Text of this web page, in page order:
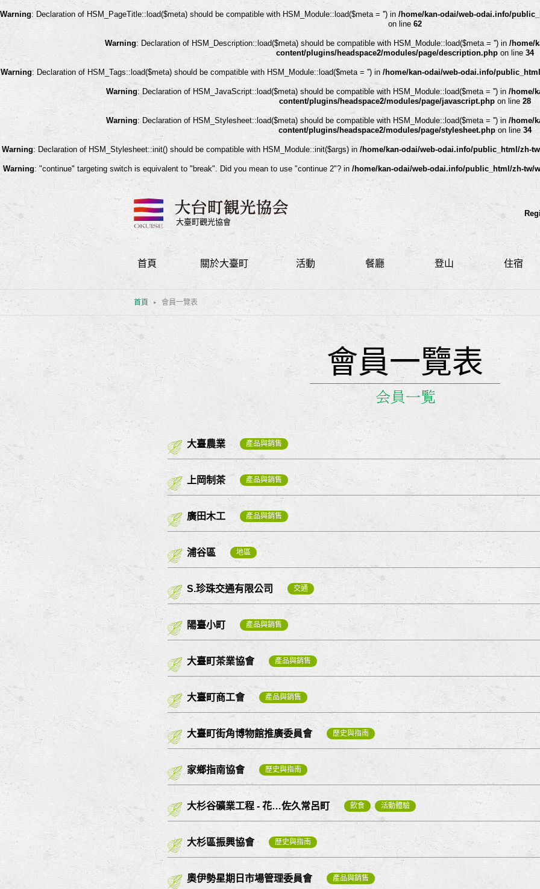
Warning: Declaration of HSM_PageTitle::load($meta) should be compatible with HSM_Module::load($meta = '') in /home/kan-odai/web-odai.info/
on line 62
Warning: Declaration of HSM_Description::load($meta) should be compatible with HSM_Module::load($meta = '') in /home/
content/plugins/headspace2/modules/page/description.php on line 34
Warning: Declaration of HSM_Tags::load($meta) should be compatible with HSM_Module::load($meta = '') in/home/kan-odai/web-odai.info/
Warning: Declaration of HSM_JavaScript::load($meta) should be compatible with HSM_Module::load($meta = '') in /home/
content/plugins/headspace2/modules/page/javascript.php on line 28
Warning: Declaration of HSM_Stylesheet::load($meta) should be compatible with HSM_Module::load($meta = '') in /home/
content/plugins/headspace2/modules/page/stylesheet.php on line 34
Warning: Declaration of HSM_Stylesheet::init() should be compatible with HSM_Module::init($args) in /home/kan-odai/web-odai.info/public_html/zh-
Warning: "continue" targeting switch is equivalent to "break". Did you mean to use "continue 2"? in /home/kan-odai/web-odai.info/public_html/zh-
大臺町觀光協會
首頁 關於大臺町 活動 餐廳 登山 住宿
首頁 會員一覽表
會員一覽表
大臺農業 產品與銷售
上岡制茶 產品與銷售
廣田木工 產品與銷售
浦谷區 地區
S.珍珠交通有限公司 交通
陽臺小町 產品與銷售
大臺町茶業協會 產品與銷售
大臺町商工會 產品與銷售
大臺町街角博物館推廣委員會 歷史與指南
家鄉指南協會 歷史與指南
大杉谷礦業工程 - 花…佐久常呂町 飲食 活動體驗
大杉區振興協會 歷史與指南
奧伊勢星期日市場管理委員會 產品與銷售